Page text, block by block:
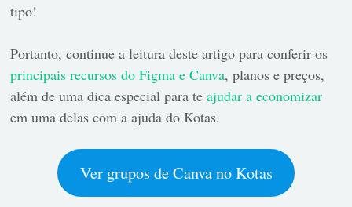
tipo!
Portanto, continue a leitura deste artigo para conferir os
principais recursos do Figma e Canva, planos e preços,
além de uma dica especial para teajudar a economizar
em uma delas com a ajuda do Kotas.
Ver grupos de Canva no Kotas